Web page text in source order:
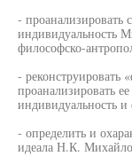
- проанализировать
индивидуальность
философско-
- реконструировать
проанализировать
индивидуальность
- определить и
идеала Н.К.